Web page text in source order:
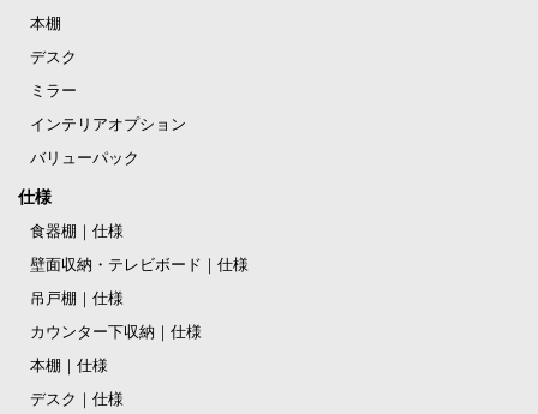
本棚
デスク
ミラー
インテリアオプション
バリューパック
仕様
食器棚｜仕様
壁面収納・テレビボード｜仕様
吊戸棚｜仕様
カウンター下収納｜仕様
本棚｜仕様
デスク｜仕様